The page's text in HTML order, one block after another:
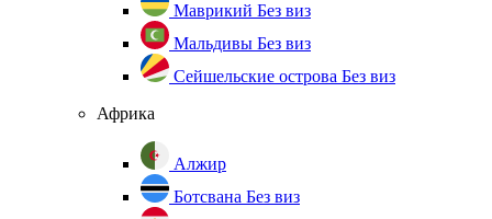
Маврикий Без виз
Мальдивы Без виз
Сейшельские острова Без виз
Африка
Алжир
Ботсвана Без виз